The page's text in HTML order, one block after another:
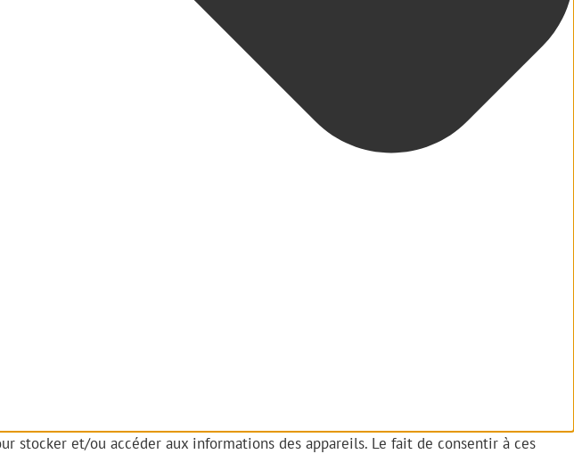
stocker et/ou accéder aux informations des appareils. Le fait de consentir à ces